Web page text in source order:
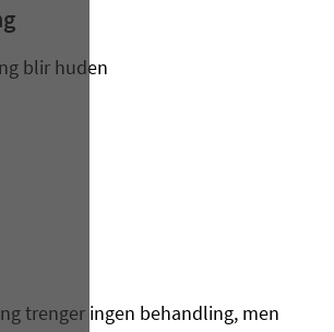
blir huden
trenger ingen behandling, men